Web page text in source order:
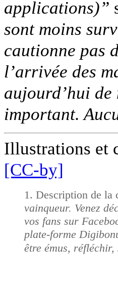
applications)”
sont moins
cautionne pas
l’arrivée des
aujourd’hui de
important.
Illustrations et
[CC-by]
Description de la
vainqueur. Venez
vos fans sur
plate-forme
être émus, réfléchir,